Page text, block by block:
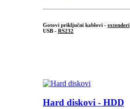
Gotovi priključni kablovi - extenderi
USB - RS232
Hard diskovi - HDD